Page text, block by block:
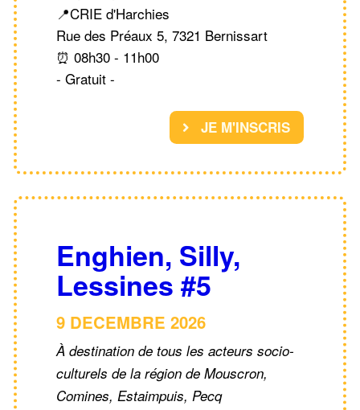
📍CRIE d'Harchies
Rue des Préaux 5, 7321 Bernissart
⏰ 08h30 - 11h00
- Gratuit -
JE M'INSCRIS
Enghien, Silly,
Lessines #5
9 DECEMBRE 2026
À destination de tous les acteurs socio-
culturels de la région de Mouscron,
Comines, Estaimpuis, Pecq